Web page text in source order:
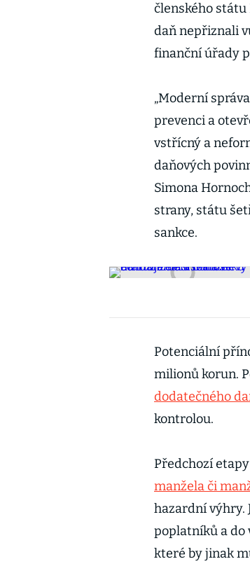
členského
daň nepřiznali
finanční úřady
„Moderní
prevenci a
vstřícný a
daňových
Simona
strany, státu
sankce.
Potenciální
milionů korun.
dodatečného
kontrolou.
Předchozí
manžela či
hazardní výhry.
poplatníků a do
které by jinak